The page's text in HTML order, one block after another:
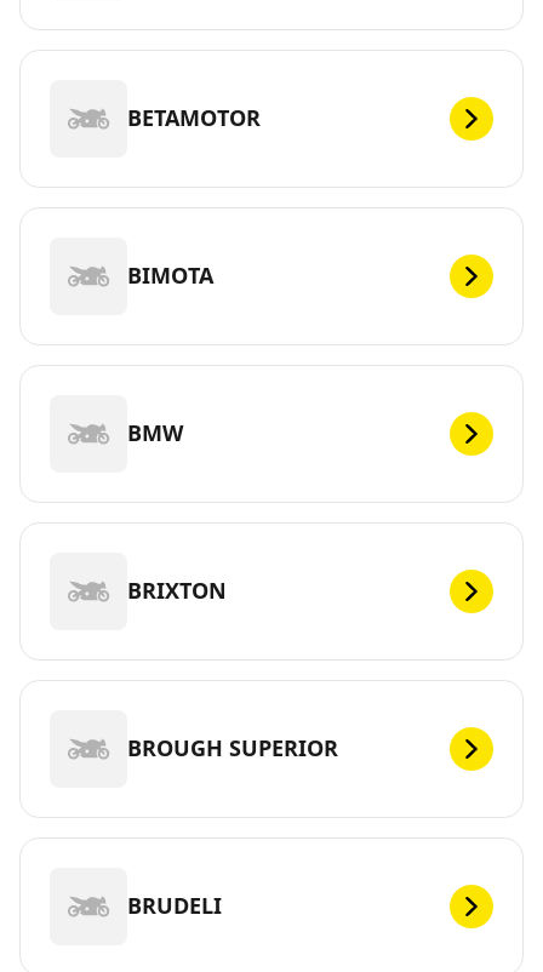
BETAMOTOR
BIMOTA
BMW
BRIXTON
BROUGH SUPERIOR
BRUDELI